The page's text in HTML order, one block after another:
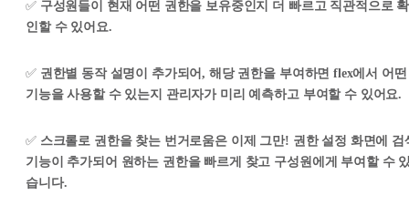
✅ 구성원들이 현재 어떤 권한을 보유중인지 더 빠르고 직관적으로 확
인할 수 있어요.
✅ 권한별 동작 설명이 추가되어, 해당 권한을 부여하면 flex에서 어떤
기능을 사용할 수 있는지 관리자가 미리 예측하고 부여할 수 있어요.
✅ 스크롤로 권한을 찾는 번거로움은 이제 그만! 권한 설정 화면에 검
기능이 추가되어 원하는 권한을 빠르게 찾고 구성원에게 부여할 수
습니다.